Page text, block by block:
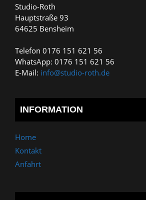
Studio-Roth
Hauptstraße 93
64625 Bensheim
Telefon 0176 151 621 56
WhatsApp: 0176 151 621 56
E-Mail: info@studio-roth.de
INFORMATION
Home
Kontakt
Anfahrt